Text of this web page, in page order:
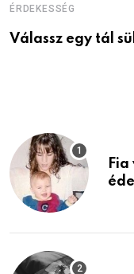
ÉRDEKESSÉG
Válassz egy tál